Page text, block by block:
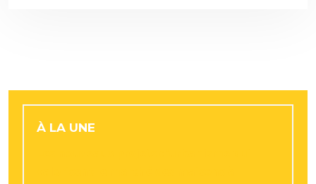
À LA UNE